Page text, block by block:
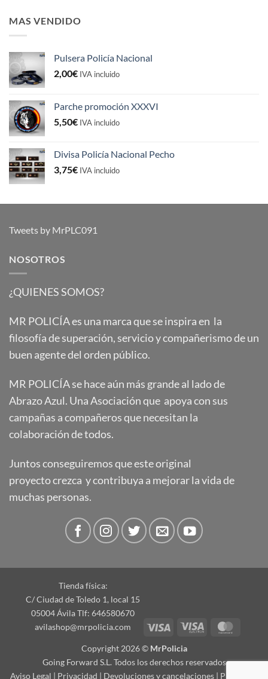
MAS VENDIDO
Pulsera Policía Nacional
2,00€ IVA incluido
Parche promoción XXXVI
5,50€ IVA incluido
Divisa Policía Nacional Pecho
3,75€ IVA incluido
Tweets by MrPLC091
NOSOTROS
¿QUIENES SOMOS?
MR POLICÍA es una marca que se inspira en la
filosofía de superación, servicio y compañerismo de un
buen agente del orden público.
MR POLICÍA se hace aún más grande al lado de
Abrazo Azul. Una Asociación que apoya con sus
campañas a compañeros que necesitan la
colaboración de todos.
Juntos conseguiremos que este original
proyecto crezca y contribuya a mejorar la vida de
muchas personas.
Tienda física:
C/ Ciudad de Toledo 1, local 15
05004 Ávila Tlf: 646580670
avilashop@mrpolicia.com
Visa
Visa
Copyright 2026 © MrPolicia
Going Forward S.L. Todos los derechos reservados
Aviso Legal | Privacidad | Devoluciones y cancelaciones | Preguntas